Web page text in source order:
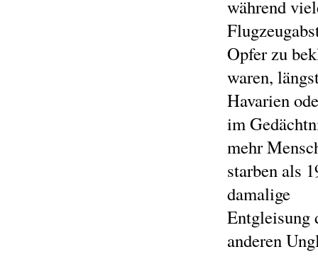
während
Opfer zu
waren,
Havarien
im
mehr
starben als
damalige
Entgleisung
anderen